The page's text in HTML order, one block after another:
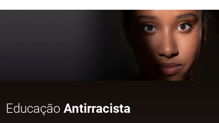
Educação Antirracista